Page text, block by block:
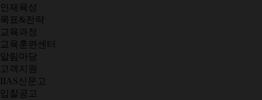
인재육성
목표&전략
교육과정
교육훈련센터
알림마당
고객지원
IIAS신문고
입찰공고